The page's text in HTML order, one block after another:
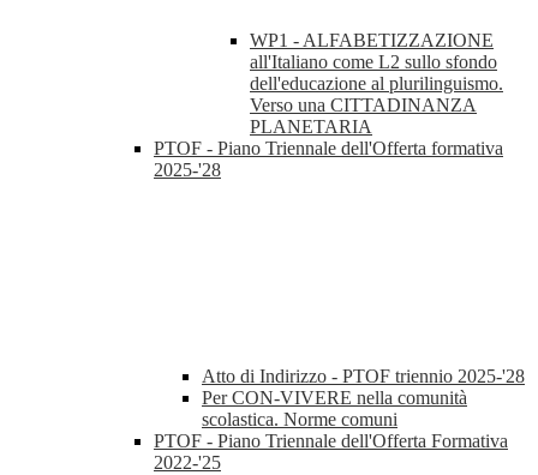
WP1 - ALFABETIZZAZIONE
all'Italiano come L2 sullo sfondo
dell'educazione al plurilinguismo.
Verso una CITTADINANZA
PLANETARIA
PTOF - Piano Triennale dell'Offerta formativa
2025-'28
Atto di Indirizzo - PTOF triennio 2025-'28
Per CON-VIVERE nella comunità
scolastica. Norme comuni
PTOF - Piano Triennale dell'Offerta Formativa
2022-'25